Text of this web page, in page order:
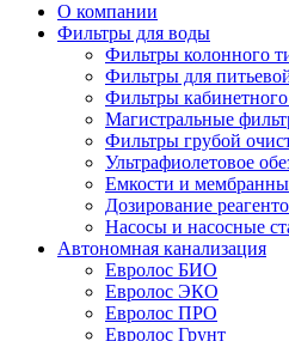
О компании
Фильтры для воды
Фильтры колонного
Фильтры для
Фильтры
Магистральные
Фильтры грубой
Ультрафиолетовое
Емкости и
Дозирование
Насосы и насосные
Автономная канализация
Евролос БИО
Евролос ЭКО
Евролос ПРО
Евролос Грунт